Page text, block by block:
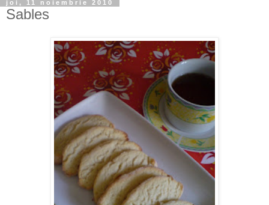
joi, 11 noiembrie 2010
Sables